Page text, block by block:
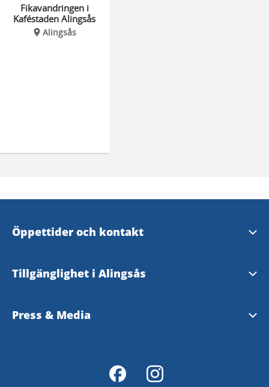
Fikavandringen i
Kaféstaden Alingsås
Alingsås
Öppettider och kontakt
Öppettider och kontakt
Tillgänglighet i Alingsås
Tillgänglighetsguide - TD
Press & Media